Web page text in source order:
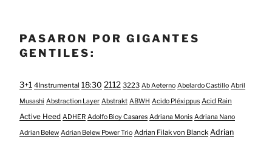
PASARON POR GIGANTES
GENTILES:
3+1 4Instrumental 18:30 2112 3223 Ab Aeterno Abelardo Castillo Abril
Musashi Abstraction Layer Abstrakt ABWH Acido Pléxippus Acid Rain
Active Heed ADHER Adolfo Bioy Casares Adriana Monis Adriana Nano
Adrian Belew Adrian Belew Power Trio Adrian Filak von Blanck Adrian